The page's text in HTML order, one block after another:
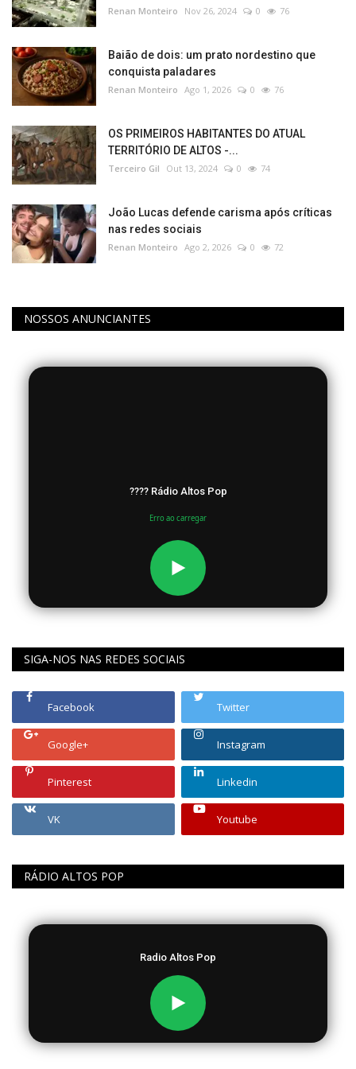
Renan Monteiro Nov 26, 2024 0 76
Baião de dois: um prato nordestino que
conquista paladares
Renan Monteiro Ago 1, 2026 0 76
OS PRIMEIROS HABITANTES DO ATUAL
TERRITÓRIO DE ALTOS -...
Terceiro Gil Out 13, 2024 0 74
João Lucas defende carisma após críticas
nas redes sociais​‌​
Renan Monteiro Ago 2, 2026 0 72
NOSSOS ANUNCIANTES
???? Rádio Altos Pop
Erro ao carregar
SIGA-NOS NAS REDES SOCIAIS
Facebook Twitter
Google+ Instagram
Pinterest Linkedin
VK Youtube
RÁDIO ALTOS POP
Radio Altos Pop